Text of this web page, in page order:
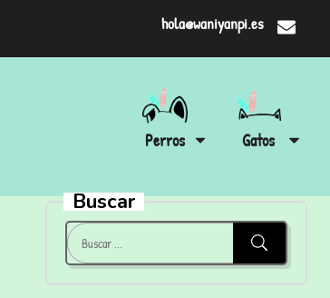
hola@waniyanpi.es
Perros Gatos
Buscar